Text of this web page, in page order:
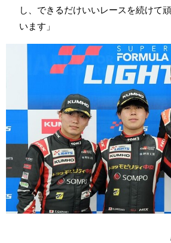
し、できるだけいいレースを続けて
います」